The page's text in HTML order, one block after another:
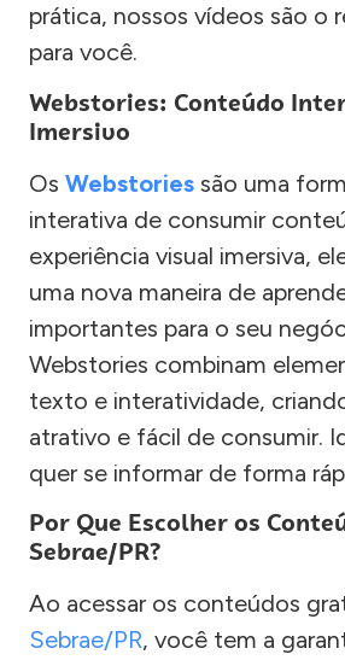
prática, nossos vídeos são o
para você.
Webstories: Conteúdo
Imersivo
Os Webstories são uma
interativa de consumir
experiência visual imersiva,
uma nova maneira de
importantes para o seu
Webstories combinam
texto e interatividade,
atrativo e fácil de consumir.
quer se informar de forma
Por Que Escolher os
Sebrae/PR?
Ao acessar os conteúdos
Sebrae/PR, você tem a